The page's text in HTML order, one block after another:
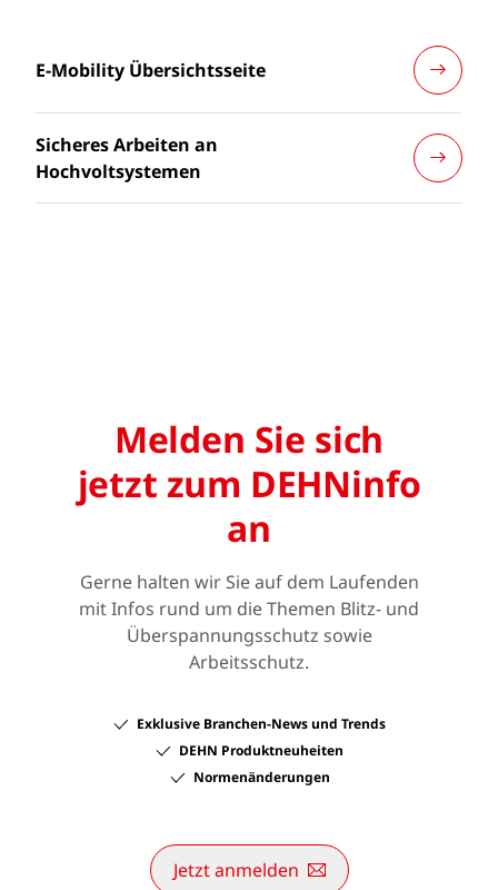
E-Mobility Übersichtsseite
Sicheres Arbeiten an
Hochvoltsystemen
Melden Sie sich
jetzt zum DEHNinfo
an
Gerne halten wir Sie auf dem Laufenden
mit Infos rund um die Themen Blitz- und
Überspannungsschutz sowie
Arbeitsschutz.
Exklusive Branchen-News und Trends
DEHN Produktneuheiten
Normenänderungen
Jetzt anmelden